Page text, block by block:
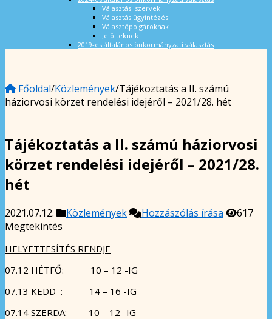
Választási szervek
Választás ügyintézés
Választópolgároknak
Jelölteknek
2019-es általános önkormányzati választás
Főoldal/Közlemények/Tájékoztatás a II. számú
háziorvosi körzet rendelési idejéről – 2021/28. hét
Tájékoztatás a II. számú háziorvosi
körzet rendelési idejéről – 2021/28.
hét
2021.07.12. Közlemények Hozzászólás írása
617
Megtekintés
HELYETTESÍTÉS RENDJE
07.12 HÉTFŐ: 10 – 12 -IG
07.13 KEDD : 14 – 16 -IG
07.14 SZERDA: 10 – 12 -IG